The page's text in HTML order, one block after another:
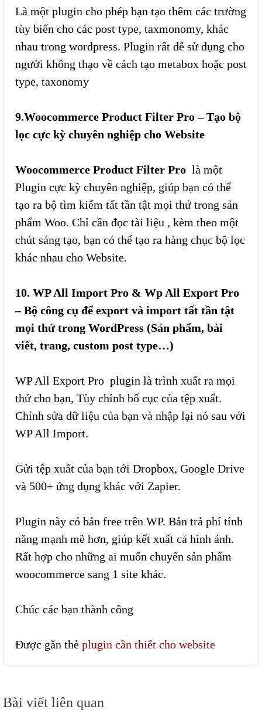
Là một plugin cho phép bạn tạo thêm các trường
tùy biến cho các post type, taxmonomy, khác
nhau trong wordpress. Plugin rất dễ sử dụng cho
người không thạo về cách tạo metabox hoặc post
type, taxonomy
9.Woocommerce Product Filter Pro – Tạo bộ
lọc cực kỳ chuyên nghiệp cho Website
Woocommerce Product Filter Pro là một
Plugin cực kỳ chuyên nghiệp, giúp bạn có thể
tạo ra bộ tìm kiếm tất tần tật mọi thứ trong sản
phẩm Woo. Chỉ cần đọc tài liệu , kèm theo một
chút sáng tạo, bạn có thể tạo ra hàng chục bộ lọc
khác nhau cho Website.
10. WP All Import Pro & Wp All Export Pro
– Bộ công cụ để export và import tất tần tật
mọi thứ trong WordPress (Sản phẩm, bài
viết, trang, custom post type…)
WP All Export Pro plugin là trình xuất ra mọi
thứ cho bạn, Tùy chỉnh bố cục của tệp xuất.
Chỉnh sửa dữ liệu của bạn và nhập lại nó sau với
WP All Import.
Gửi tệp xuất của bạn tới Dropbox, Google Drive
và 500+ ứng dụng khác với Zapier.
Plugin này có bản free trên WP. Bản trả phí tính
năng mạnh mẽ hơn, giúp kết xuất cả hình ảnh.
Rất hợp cho những ai muốn chuyển sản phẩm
woocommerce sang 1 site khác.
Chúc các bạn thành công
Được gắn thẻ plugin cần thiết cho website
Bài viết liên quan
Điều